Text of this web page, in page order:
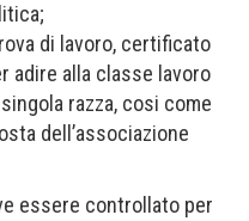
di lavoro, certificato
adire alla classe lavoro
razza, cosi come
dell’associazione
essere controllato per